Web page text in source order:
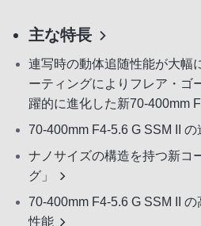
主な特長
連写時の動体追随性能が大幅
ーティングによりフレア・ゴ
躍的に進化した新70-400mm
70-400mm F4-5.6 G SSM II
ナノサイズの構造を持つ新コ
グ」
70-400mm F4-5.6 G SSM II
性能